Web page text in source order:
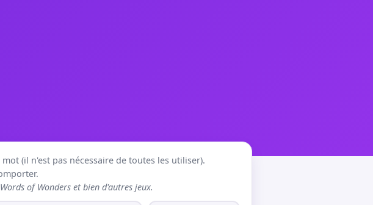
(il n'est pas nécessaire de toutes les utiliser).
of Wonders et bien d'autres jeux.